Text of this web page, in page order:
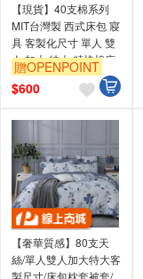
【現貨】40支棉系列
MIT台灣製 西式床包 寢
具 客製化尺寸 單人 雙
人 加大 特大 精梳棉床
包組 兩用被 薄被單
贈OPENPOINT
$600
【奢華質感】80支天
絲/單人雙人加大特大客
製尺寸/床包枕套被套/